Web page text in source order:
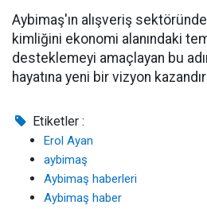
Aybimaş'ın alışveriş
kimliğini ekonomi alanındaki
desteklemeyi amaçlayan bu
hayatına yeni bir vizyon
Etiketler :
Erol Ayan
aybimaş
Aybimaş haberleri
Aybimaş haber